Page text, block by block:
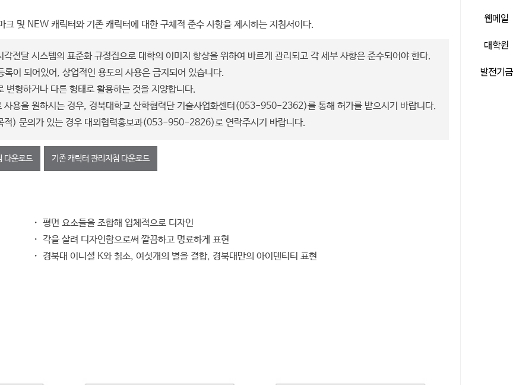
웹메일
대학원
발전기금
크 및 NEW 캐릭터와 기존 캐릭터에 대한 구체적 준수 사항을 제시하는 지침서이다.
전달 시스템의 표준화 규정집으로 대학의 이미지 향상을 위하여 바르게 관리되고 각 세부 사항은 준수되어야 한다.
록이 되어있어, 상업적인 용도의 사용은 금지되어 있습니다.
변형하거나 다른 형태로 활용하는 것을 지양합니다.
사용을 원하시는 경우, 경북대학교 산학협력단 기술사업화센터(053-950-2362)를 통해 허가를 받으시기 바랍니다.
적) 문의가 있는 경우 대외협력홍보과(053-950-2826)로 연락주시기 바랍니다.
다운로드 기존 캐릭터 관리지침 다운로드
・ 평면 요소들을 조합해 입체적으로 디자인
・ 각을 살려 디자인함으로써 깔끔하고 명료하게 표현
・ 경북대 이니셜 K와 칡소, 여섯개의 별을 결합, 경북대만의 아이덴티티 표현